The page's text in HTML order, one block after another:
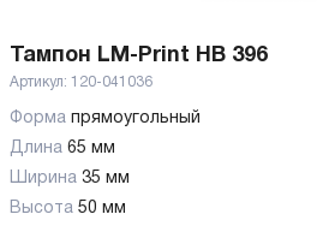
Тампон LM-Print HB 396
Артикул: 120-041036
Форма прямоугольный
Длина 65 мм
Ширина 35 мм
Высота 50 мм